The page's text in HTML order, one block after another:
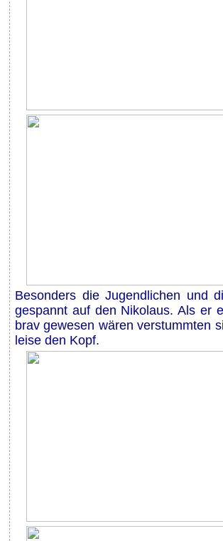
Besonders die Jugendlichen und
gespannt auf den Nikolaus. Als er
brav gewesen wären verstummten
leise den Kopf.